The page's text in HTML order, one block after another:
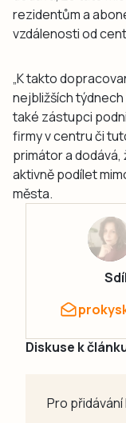
rezidentům a
vzdálenosti od
„K takto
nejbližších
také zástupci
firmy v centru či
primátor a
aktivně podílet
města.
Diskuse k
Pro